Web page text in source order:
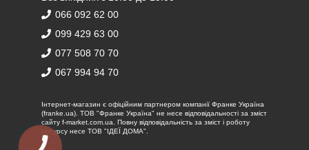
066 092 62 00
099 429 63 00
077 508 70 70
067 994 94 70
Iнтернет-магазин є офіційним партнером компанії Франке Україна
(franke.ua). ТОВ "Франке Україна" не несе відповідальності за зміст
сайту f-market.com.ua. Повну відповідальність за зміст і роботу
ресурсу несе ТОВ "ІДЕЇ ДОМА".
КНОПКА